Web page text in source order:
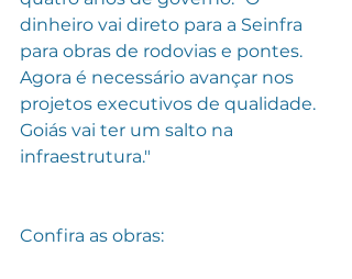
dinheiro vai direto para a Seinfra
para obras de rodovias e pontes.
Agora é necessário avançar nos
projetos executivos de qualidade.
Goiás vai ter um salto na
infraestrutura."
Confira as obras: